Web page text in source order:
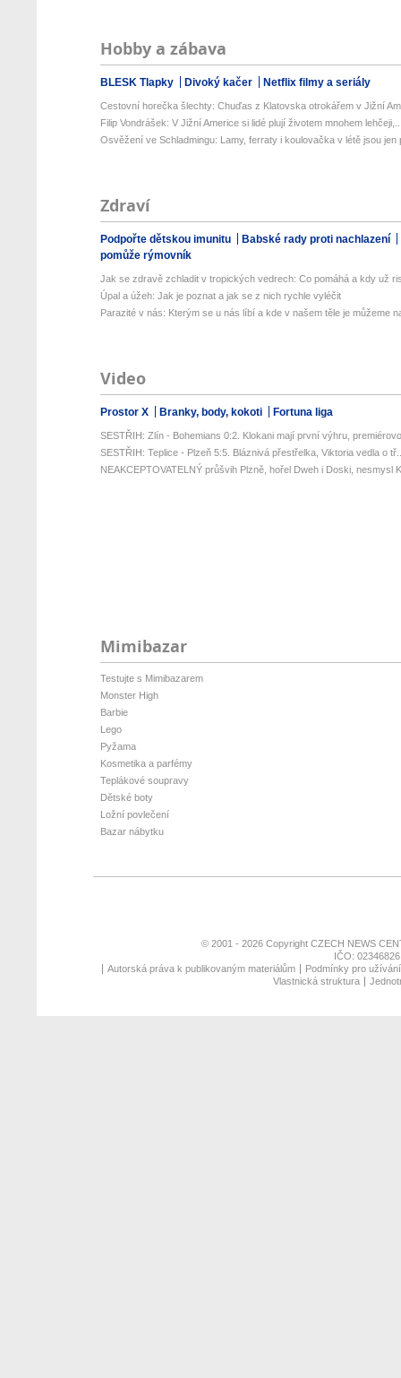
Hobby a zábava
BLESK Tlapky Divoký kačer Netflix filmy a seriály
Cestovní horečka šlechty: Chuďas z Klatovska otrokářem v Jižní
Filip Vondrášek: V Jižní Americe si lidé plují životem mnohem
Osvěžení ve Schladmingu: Lamy, ferraty i koulovačka v létě jsou jen
Zdraví
Podpořte dětskou imunitu
Babské rady proti nachlazení
pomůže rýmovník
Jak se zdravě zchladit v tropických vedrech: Co pomáhá a kdy už
Úpal a úžeh: Jak je poznat a jak se z nich rychle vyléčit
Parazité v nás: Kterým se u nás líbí a kde v našem těle je můžeme
Video
Prostor X Branky, body, kokoti Fortuna liga
SESTŘIH: Zlín - Bohemians 0:2. Klokani mají první výhru,
SESTŘIH: Teplice - Plzeň 5:5. Bláznivá přestřelka, Viktoria vedla o
NEAKCEPTOVATELNÝ průšvih Plzně, hořel Dweh i Doski, nesmysl
Mimibazar
Testujte s Mimibazarem
Monster High
Barbie
Lego
Pyžama
Kosmetika a parfémy
Teplákové soupravy
Dětské boty
Ložní povlečení
Bazar nábytku
© 2001 - 2026 Copyright CZECH NEWS
IČO:
Autorská práva k publikovaným materiálům
Podmínky pro
Vlastnická struktura